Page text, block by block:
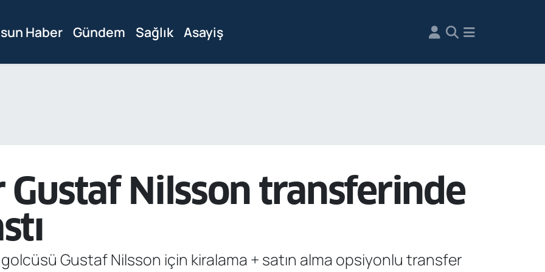
Haber Gündem Sağlık Asayiş
Gustaf Nilsson transferinde
Gustaf Nilsson için kiralama + satın alma opsiyonlu transfer